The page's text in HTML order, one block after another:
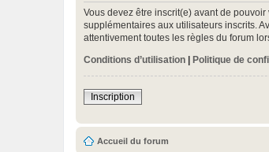
Vous devez être inscrit(e) avant de
supplémentaires aux utilisateurs inscrits.
attentivement toutes les règles du forum
Conditions d’utilisation
Politique de
Inscription
Accueil du forum